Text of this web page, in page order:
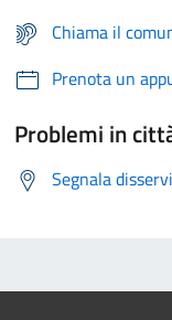
Chiama il
Prenota un
Problemi in
Segnala